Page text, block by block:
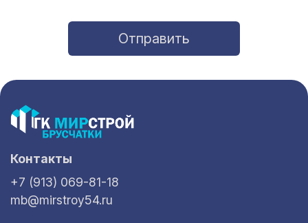
Отправить
Контакты
+7 (913) 069-81-18
mb@mirstroy54.ru